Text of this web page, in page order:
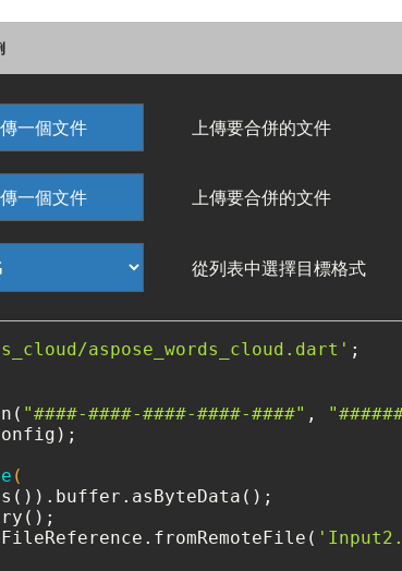
一個文件 上傳要合併的文件
一個文件 上傳要合併的文件
從列表中選擇目標格式
aspose_words_cloud.dart' ;
"####-####-####-####-####" ,
(